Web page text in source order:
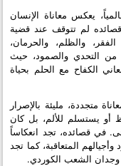
يعكس معاناة الإنسان
قصائده لم تتوقف عند قضية
والظلم، والحرمان،
من التحدي والصمود، حيث
الكفاح مع الحلم بحياة
متجددة، مليئة بالإصرار
أو يستسلم للألم، بل كان
في قصائده، تجد انعكاساً
المتعاقبة، كما تجد
وجدان الشعب الكوردي.